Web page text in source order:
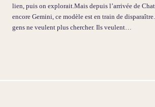
lien, puis on explorait.Mais depuis l’arrivée de
encore Gemini, ce modèle est en train de
gens ne veulent plus chercher. Ils veulent…